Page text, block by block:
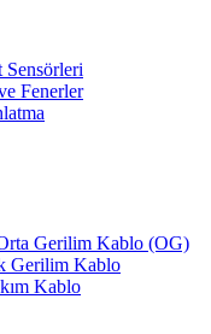
Sensörleri
Fenerler
Gerilim Kablo (OG)
Gerilim Kablo
Kablo